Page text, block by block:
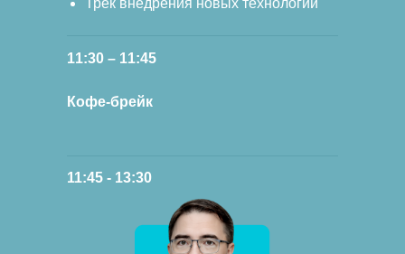
11:30 – 11:45
Кофе-брейк
11:45 - 13:30